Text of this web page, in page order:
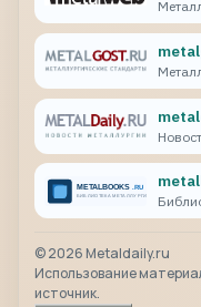
©2026 Metaldaily.ru
Использование
источник.